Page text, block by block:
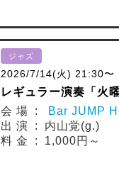
ジャズ
2026/7/14(火) 21:30〜
レギュラー演奏「火
会 場 :
Bar JUMP
出 演 : 内山覚(g.)
料 金 : 1,000円～